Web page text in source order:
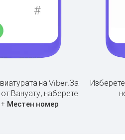
на Viber.За
Вануату, наберете
+ Местен номер